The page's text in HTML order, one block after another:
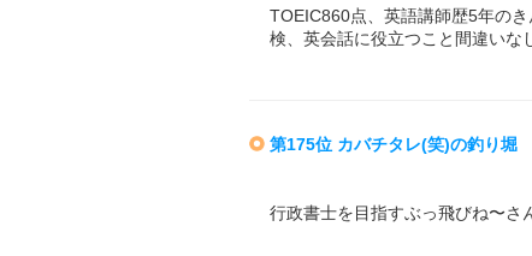
TOEIC860点、英語講師歴5年の
検、英会話に役立つこと間違いな
第175位 カバチタレ(笑)の釣り堀
行政書士を目指すぶっ飛びね〜さ